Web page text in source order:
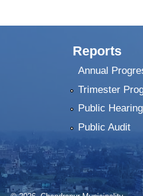
Reports
Annual
Trimester
Public Hearing
Public Audit